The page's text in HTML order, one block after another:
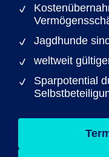
Jagdhunde
weltweit
Sparpotential